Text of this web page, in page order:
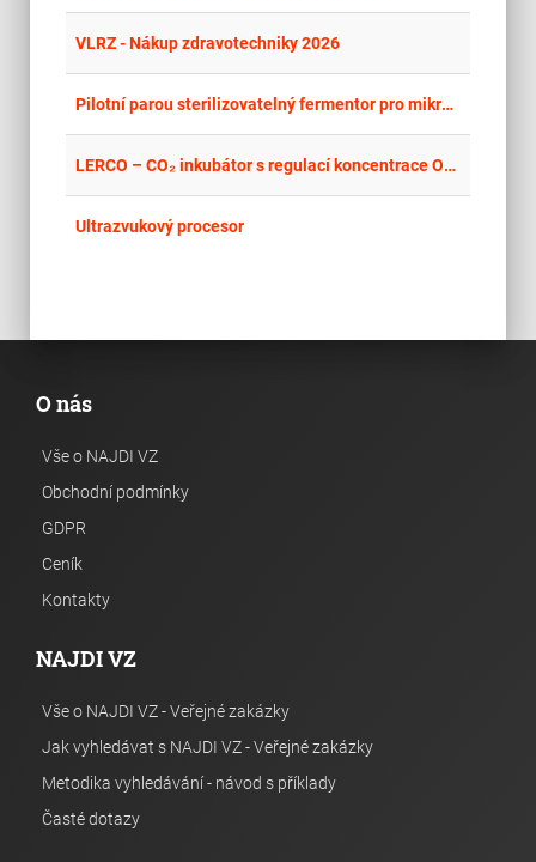
VLRZ - Nákup zdravotechniky 2026
Pilotní parou sterilizovatelný fermentor pro mikrobiální kultivace včetně řídicího systému, senzorů, datové integrace a příslušenství
LERCO – CO₂ inkubátor s regulací koncentrace O₂ a aktivní regulací vlhkosti
Ultrazvukový procesor
O nás
Vše o NAJDI VZ
Obchodní podmínky
GDPR
Ceník
Kontakty
NAJDI VZ
Vše o NAJDI VZ - Veřejné zakázky
Jak vyhledávat s NAJDI VZ - Veřejné zakázky
Metodika vyhledávání - návod s příklady
Časté dotazy